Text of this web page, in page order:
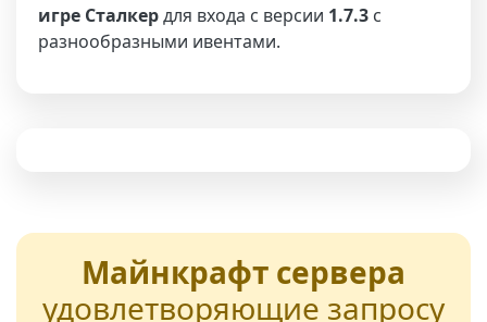
игре Сталкердля входа с версии 1.7.3 с
разнообразными ивентами.
Майнкрафт сервера
удовлетворяющие запросу